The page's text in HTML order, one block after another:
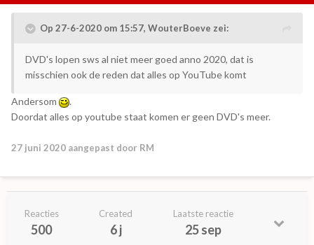
Op 27-6-2020 om 15:57, WouterBoeve zei:
DVD's lopen sws al niet meer goed anno 2020, dat is
misschien ook de reden dat alles op YouTube komt
Andersom
.
Doordat alles op youtube staat komen er geen DVD's meer.
27 juni 2020 aangepast door RM
Reacties
500
Created
6 j
Laatste reactie
25 sep